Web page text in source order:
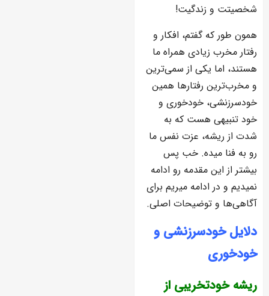
شخصیتت و زندگیت!
همون طور که گفتم، افکار و
رفتار مخرب زیادی همراه ما
هستند، اما یکی از سمی‌ترین
و مخرب‌ترین رفتارها همین
خودسرزنشی، خودخوری و
خود تنبیهی هست که به
شدت از ریشه، عزت نفس ما
رو به فنا میده. خب پس
بیشتر از این مقدمه رو ادامه
نمیدیم و در ادامه میریم برای
آگاهی‌ها و توضیحات اصلی.
دلایل خودسرزنشی و
خودخوری
ریشه خودتخریبی از